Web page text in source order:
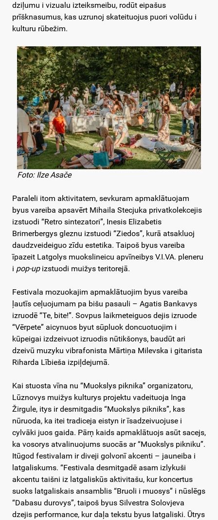
dziļumu i vizualu izteiksmeibu, rodūt eipašus
prīšknasumus, kas uzrunoj skateituojus puori volūdu i
kulturu rūbežim.
Foto: Ilze Asače
Paraleli itom aktivitatem, sevkuram apmaklātuojam
byus vareiba apsavērt Mihaila Stecjuka privatkolekcejis
izstuodi “Retro sintezatori”, Inesis Elizabetis
Brimerbergys gleznu izstuodi “Ziedos”, kurā atsakluoj
daudzveideiguo zīdu estetika. Taipoš byus vareiba
īpazeit Latgolys muokslineicu apvīneibys V.I.VA. pleneru
i pop-upizstuodi muižys teritorejā.
Festivala mozuokajim apmaklātuojim byus vareiba
ļautīs ceļuojumam pa bišu pasauli – Agatis Bankavys
izruodē “Te, bite!”. Sovpus laikmeteiguos dejis izruode
“Vērpete” aicynuos byut sūpluok doncuotuojim i
kūpeigai izdzeivuot izruodis nūtikšonys, baudūt ari
dzeivū muzyku vibrafonista Mārtiņa Milevska i gitarista
Riharda Lībieša izpiļdejumā.
Kai stuosta vīna nu “Muokslys piknika” organizatoru,
Lūznovys muižys kulturys projektu vadeituoja Inga
Žirgule, itys ir desmitgadis “Muokslys pikniks”, kas
nūruoda, ka itei tradiceja eistyn ir īsadzeivuojuse i
cylvāki juos gaida. Pārņ kaids apmaklātuojs asūt sacejs,
ka vosorys atvalinuojums suocās ar “Muokslys pikniku”.
Itūgod festivalam ir diveji golvonī akcenti – jauneiba i
latgaliskums. “Festivala desmitgadē asam izlykuši
akcentu taišni iz latgaliskūs aktivitašu, kur koncertus
suoks latgaliskais ansamblis “Bruoli i muosys” i nūslēgs
“Dabasu durovys”, taipoš byus Silvestra Solovjeva
dzejis performance, kur daļa tekstu byus latgaliski. Ūtrys